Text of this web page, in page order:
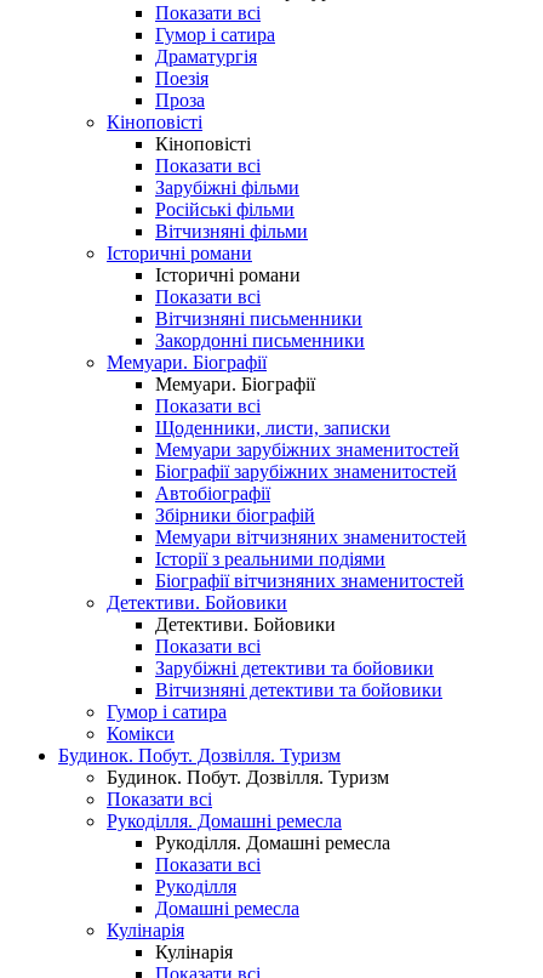
Показати всі
Гумор і сатира
Драматургія
Поезія
Проза
Кіноповісті
Кіноповісті
Показати всі
Зарубіжні фільми
Російські фільми
Вітчизняні фільми
Історичні романи
Історичні романи
Показати всі
Вітчизняні письменники
Закордонні письменники
Мемуари. Біографії
Мемуари. Біографії
Показати всі
Щоденники, листи, записки
Мемуари зарубіжних знаменитостей
Біографії зарубіжних знаменитостей
Автобіографії
Збірники біографій
Мемуари вітчизняних знаменитостей
Історії з реальними подіями
Біографії вітчизняних знаменитостей
Детективи. Бойовики
Детективи. Бойовики
Показати всі
Зарубіжні детективи та бойовики
Вітчизняні детективи та бойовики
Гумор і сатира
Комікси
Будинок. Побут. Дозвілля. Туризм
Будинок. Побут. Дозвілля. Туризм
Показати всі
Рукоділля. Домашні ремесла
Рукоділля. Домашні ремесла
Показати всі
Рукоділля
Домашні ремесла
Кулінарія
Кулінарія
Показати всі